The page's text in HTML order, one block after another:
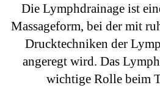
Die Lymphdrainage ist
Massageform, bei der mit
Drucktechniken der
angeregt wird. Das
wichtige Rolle beim